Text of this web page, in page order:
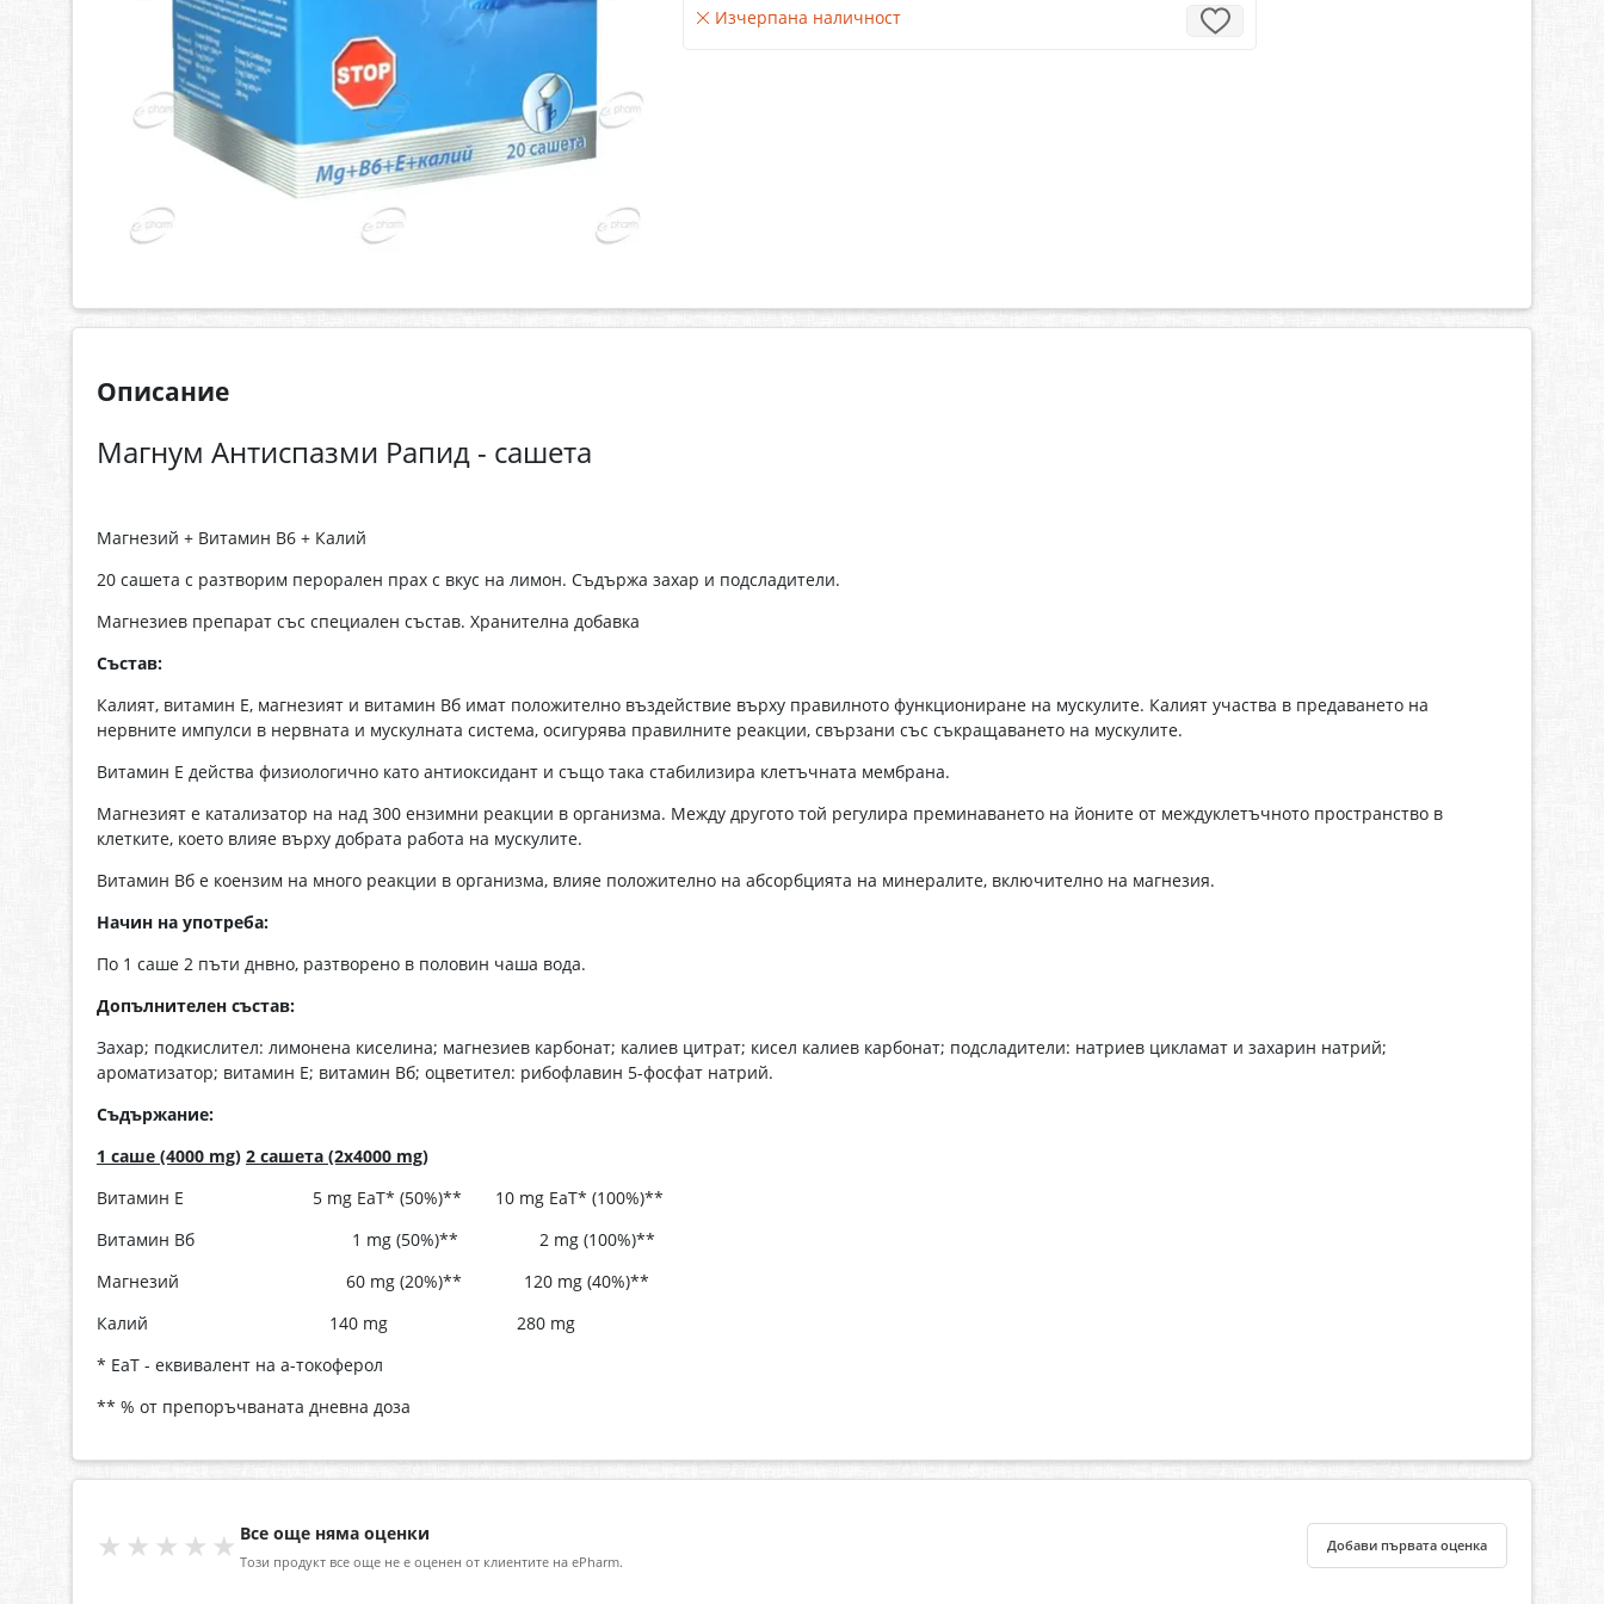
Изчерпана наличност
Описание
Магнум Антиспазми Рапид - сашета
Магнезий + Витамин В6 + Калий
20 сашета с разтворим перорален прах с вкус на лимон. Съдържа захар и подсладители.
Магнезиев препарат със специален състав. Хранителна добавка
Състав:
Калият, витамин Е, магнезият и витамин Вб имат положително въздействие върху правилното функциониране на мускулите. Калият участва в предаването на
нервните импулси в нервната и мускулната система, осигурява правилните реакции, свързани със съкращаването на мускулите.
Витамин Е действа физиологично като антиоксидант и също така стабилизира клетъчната мембрана.
Магнезият е катализатор на над 300 ензимни реакции в организма. Между другото той регулира преминаването на йоните от междуклетъчното пространство в
клетките, което влияе върху добрата работа на мускулите.
Витамин Вб е коензим на много реакции в организма, влияе положително на абсорбцията на минералите, включително на магнезия.
Начин на употреба:
По 1 саше 2 пъти днвно, разтворено в половин чаша вода.
Допълнителен състав:
Захар; подкислител: лимонена киселина; магнезиев карбонат; калиев цитрат; кисел калиев карбонат; подсладители: натриев цикламат и захарин натрий;
ароматизатор; витамин Е; витамин Вб; оцветител: рибофлавин 5-фосфат натрий.
Съдържание:
1 саше (4000 mg) 2 сашета (2x4000 mg)
Витамин Е 5 mg ЕаТ* (50%)** 10 mg ЕаТ* (100%)**
Витамин Вб 1 mg (50%)** 2 mg (100%)**
Магнезий 60 mg (20%)** 120 mg (40%)**
Калий 140 mg 280 mg
* ЕаТ - еквивалент на а-токоферол
** % от препоръчваната дневна доза
★★★★★ Все още няма оценки
Този продукт все още не е оценен от клиентите на ePharm.
Добави първата оценка